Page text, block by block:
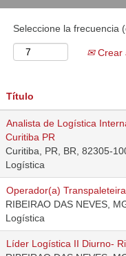
Seleccione la frecuencia
Crear
Título
Analista de Logística
Curitiba PR
Curitiba, PR, BR, 82305-
Logística
Operador(a)
RIBEIRAO DAS NEVES,
Logística
Líder Logística II Diurno-